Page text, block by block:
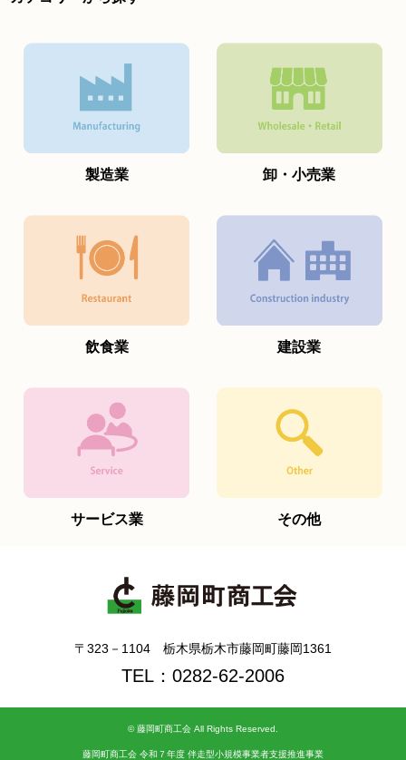
製造業 卸・小売業
飲食業 建設業
サービス業 その他
〒323－1104 栃木県栃木市藤岡町藤岡1361
TEL：0282-62-2006
© 藤岡町商工会 All Rights Reserved.
藤岡町商工会 令和７年度 伴走型小規模事業者支援推進事業